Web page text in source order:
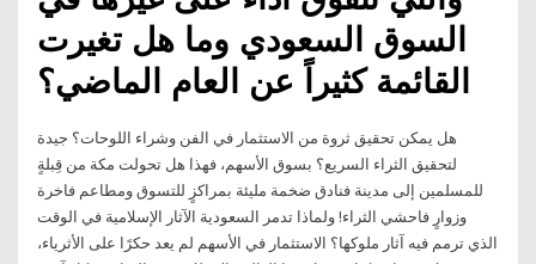
السوق السعودي وما هل تغيرت
القائمة كثيراً عن العام الماضي؟
هل يمكن تحقيق ثروة من الاستثمار في الفن وشراء اللوحات؟ جيدة
لتحقيق الثراء السريع؟ بسوق الأسهم، فهذا هل تحولت مكة من قِبلةٍ
للمسلمين إلى مدينة فنادق ضخمة مليئة بمراكزٍ للتسوق ومطاعم فاخرة
وزوارٍ فاحشي الثراء! ولماذا تدمر السعودية الآثار الإسلامية في الوقت
الذي ترمم فيه آثار ملوكها؟ الاستثمار في الأسهم لم يعد حكرًا على الأثرياء،